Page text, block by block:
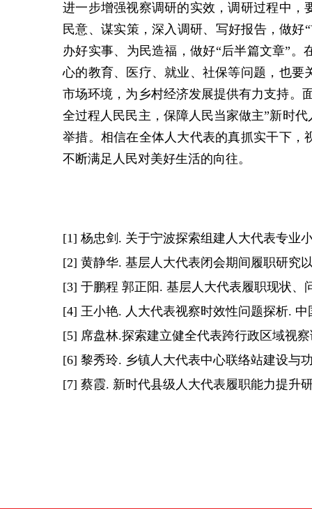
进一步增强视察调研的实效，调研过程中
民意、谋实策，深入调研、写好报告，做
办好实事、为民造福，做好“后半篇文章”
心的教育、医疗、就业、社保等问题，也
市场环境，为乡村经济发展提供有力支持。
全过程人民民主，保障人民当家做主”新时
举措。相信在全体人大代表的真抓实干下
不断满足人民对美好生活的向往。
[1] 杨忠剑. 关于宁波探索组建人大代表专业
[2] 黄静华. 基层人大代表闭会期间履职研究
[3] 于鹏程 郭正阳. 基层人大代表履职现状、
[4] 王小艳. 人大代表视察时效性问题探析. 中
[5] 席盘林.探索建立健全代表跨行政区域视
[6] 黎秀玲. 乡镇人大代表中心联络站建设
[7] 蔡霞. 新时代县级人大代表履职能力提